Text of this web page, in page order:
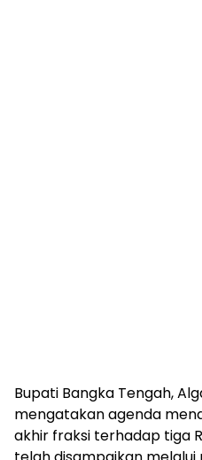
‎Bupati Bangka Tengah,
mengatakan agenda
akhir fraksi terhadap tiga